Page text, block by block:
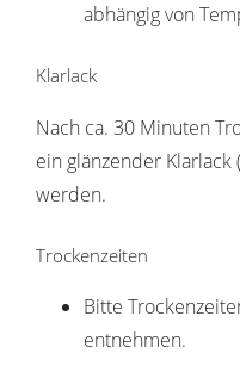
abhängig von
Klarlack
Nach ca. 30 Minuten
ein glänzender Klarlack
werden.
Trockenzeiten
Bitte
entnehmen.